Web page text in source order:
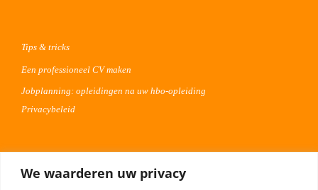
We waarderen uw privacy
Tips & tricks
Een professioneel CV maken
Jobplanning: opleidingen na uw hbo-opleiding
Privacybeleid